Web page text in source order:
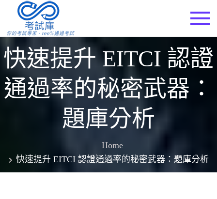
content
快速提升 EITCI 認證
通過率的秘密武器：
題庫分析
Home
快速提升 EITCI 認證通過率的秘密武器：題庫分析